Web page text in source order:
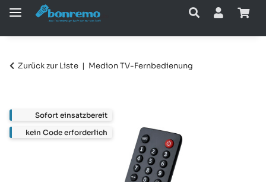
Zurück zur Liste Medion TV-Fernbedienung